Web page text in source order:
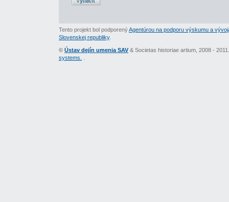
Tento projekt bol podporenýAgentúrou na podporu výskumu a
Slovenskej republiky.
© Ústav dejín umenia SAV & Societas historiae artium, 2008 -
systems.